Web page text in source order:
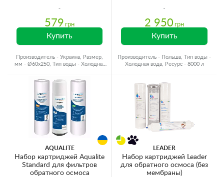
579 грн
Купить
Производитель - Украина, Размер,
мм - Ø60x250, Тип воды - Холодная
2 950 грн
Купить
Производитель - Польша, Тип воды -
Холодная вода, Ресурс - 8000 л
AQUALITE
Набор картриджей Aqualite
Standard для фильтров
обратного осмоса
LEADER
Набор картриджей Leader
для обратного осмоса (без
мембраны)